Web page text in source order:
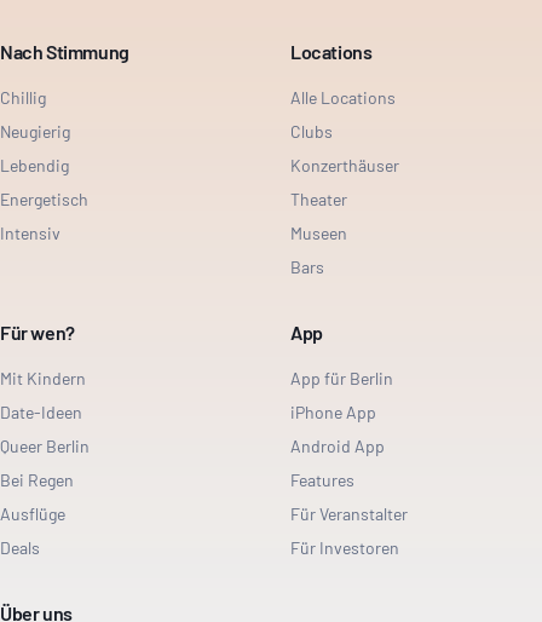
Nach Stimmung
Chillig
Neugierig
Lebendig
Energetisch
Intensiv
Locations
Alle Locations
Clubs
Konzerthäuser
Theater
Museen
Bars
Für wen?
Mit Kindern
Date-Ideen
Queer Berlin
Bei Regen
Ausflüge
Deals
App
App für Berlin
iPhone App
Android App
Features
Für Veranstalter
Für Investoren
Über uns